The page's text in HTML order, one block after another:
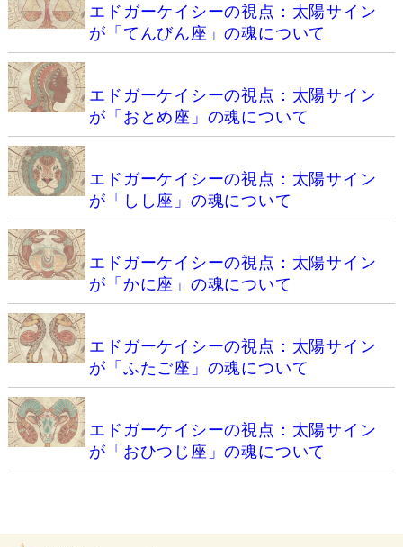
エドガーケイシーの視点：太陽サイン
が「てんびん座」の魂について
エドガーケイシーの視点：太陽サイン
が「おとめ座」の魂について
エドガーケイシーの視点：太陽サイン
が「しし座」の魂について
エドガーケイシーの視点：太陽サイン
が「かに座」の魂について
エドガーケイシーの視点：太陽サイン
が「ふたご座」の魂について
エドガーケイシーの視点：太陽サイン
が「おひつじ座」の魂について